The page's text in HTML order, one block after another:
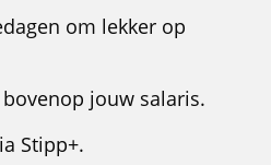
om lekker op
jouw salaris.
Stipp+.